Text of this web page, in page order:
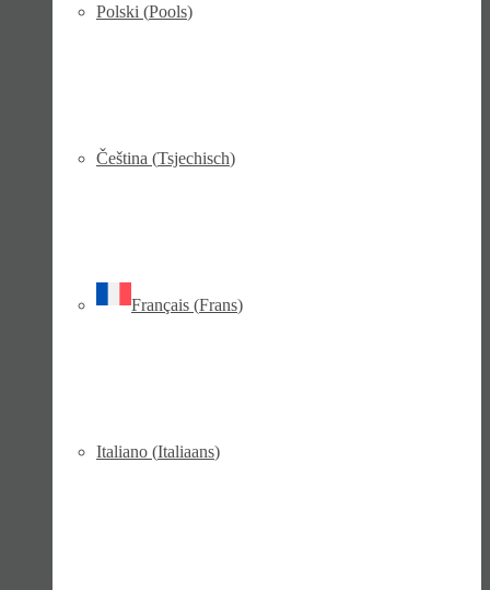
Polski (Pools)
Čeština (Tsjechisch)
Français (Frans)
Italiano (Italiaans)